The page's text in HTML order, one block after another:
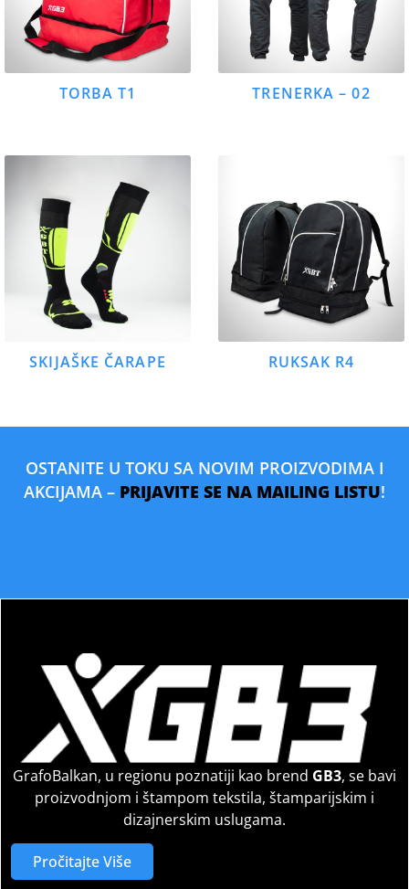
TORBA T1 TRENERKA – 02
SKIJAŠKE ČARAPE RUKSAK R4
OSTANITE U TOKU SA NOVIM PROIZVODIMA I
AKCIJAMA – PRIJAVITE SE NA MAILING LISTU!
GrafoBalkan, u regionu poznatiji kao brend GB3, se bavi
proizvodnjom i štampom tekstila, štamparijskim i
dizajnerskim uslugama.
Pročitajte Više